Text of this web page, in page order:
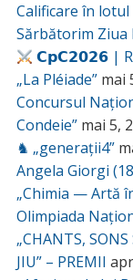
Calificare în
Sărbătorim Ziua
𝗖𝗽𝗖𝟮𝟬𝟮𝟲 |
„La Pléiade” mai
Concursul
Condeie” mai 5,
♞ „generații4”
Angela Giorgi
„Chimia — Artă
Olimpiada
„CHANTS, SONS
JIU” – PREMII